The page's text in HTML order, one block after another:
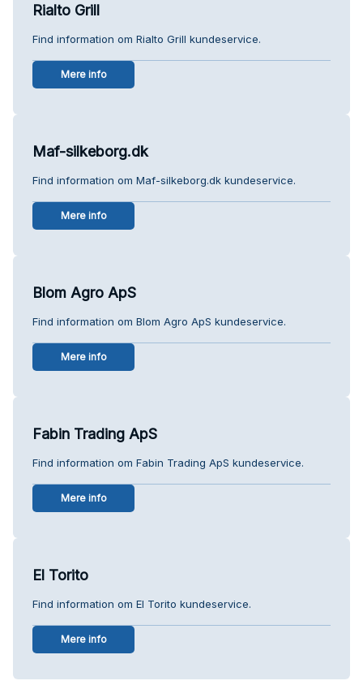
Rialto Grill
Find information om Rialto Grill kundeservice.
Mere info
Maf-silkeborg.dk
Find information om Maf-silkeborg.dk kundeservice.
Mere info
Blom Agro ApS
Find information om Blom Agro ApS kundeservice.
Mere info
Fabin Trading ApS
Find information om Fabin Trading ApS kundeservice.
Mere info
El Torito
Find information om El Torito kundeservice.
Mere info